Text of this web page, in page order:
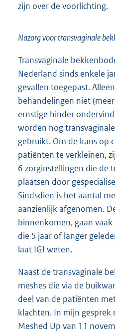
zijn over de voorlichting.
Nazorg voor transvaginale
Transvaginale
Nederland sinds enkele
gevallen toegepast.
behandelingen niet
ernstige hinder
worden nog
gebruikt. Om de kans op
patiënten te verkleinen,
6 zorginstellingen die de
plaatsen door
Sindsdien is het aantal
aanzienlijk afgenomen.
binnenkomen, gaan
die 5 jaar of langer
laat IGJ weten.
Naast de transvaginale
meshes die via de
deel van de patiënten
klachten. In mijn
Meshed Up van 11